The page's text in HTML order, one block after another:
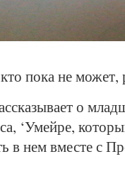
пока не может,
о
‘Умейре,
в нем вместе с